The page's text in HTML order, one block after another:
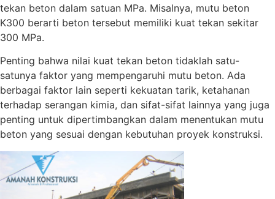
tekan beton dalam satuan MPa. Misalnya, mutu beton
K300 berarti beton tersebut memiliki kuat tekan sekitar
300 MPa.
Penting bahwa nilai kuat tekan beton tidaklah satu-
satunya faktor yang mempengaruhi mutu beton. Ada
berbagai faktor lain seperti kekuatan tarik, ketahanan
terhadap serangan kimia, dan sifat-sifat lainnya yang juga
penting untuk dipertimbangkan dalam menentukan mutu
beton yang sesuai dengan kebutuhan proyek konstruksi.